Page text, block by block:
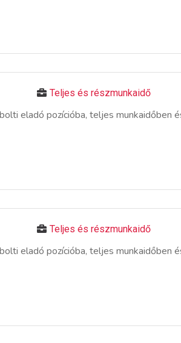
Teljes és részmunkaidő
eladó pozícióba, teljes munkaidőben
Teljes és részmunkaidő
eladó pozícióba, teljes munkaidőben